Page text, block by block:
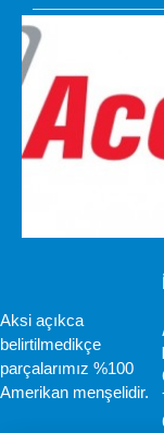
Aksi açıkca
belirtilmedikçe
parçalarımız %100
Amerikan menşelidir.